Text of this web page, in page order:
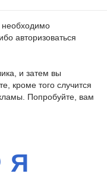
необходимо
авторизоваться
и затем вы
кроме того случится
Попробуйте, вам